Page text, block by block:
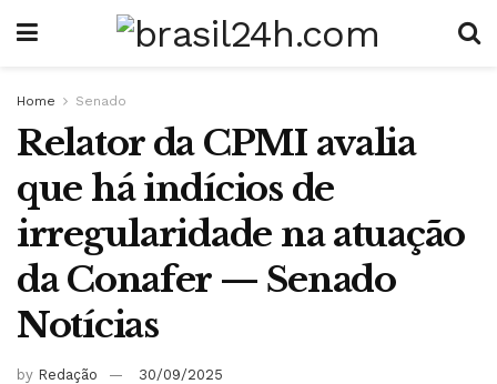
Home Senado
Relator da CPMI avalia
que há indícios de
irregularidade na atuação
da Conafer — Senado
Notícias
by Redação 30/09/2025